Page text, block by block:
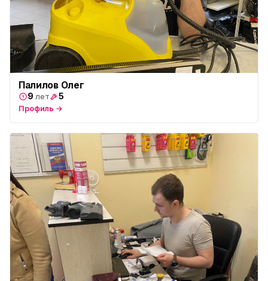
Палилов Олег
9 лет 5
Профиль →